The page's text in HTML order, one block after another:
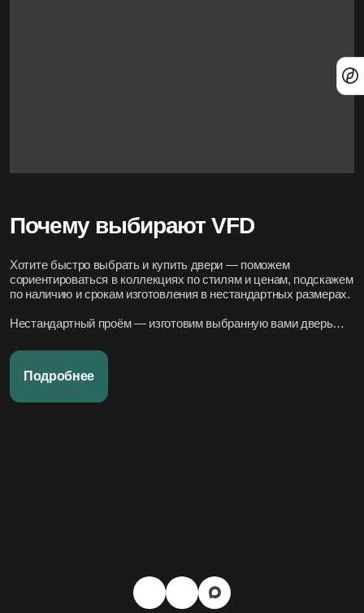
Почему выбирают VFD
Хотите быстро выбрать и купить двери — поможем
сориентироваться в коллекциях по стилям и ценам, подскажем
по наличию и срокам изготовления в нестандартных размерах.
Нестандартный проём — изготовим выбранную вами дверь
подходящие модели по дизайн-проекту или по фото.
Подробнее